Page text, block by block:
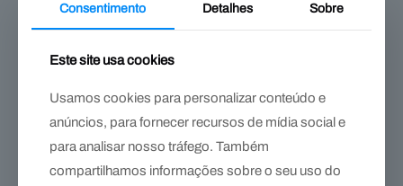
R$275,90
Consentimento Detalhes Sobre
Este site usa cookies
Usamos cookies para personalizar conteúdo e
anúncios, para fornecer recursos de mídia social e
para analisar nosso tráfego. Também
compartilhamos informações sobre o seu uso do